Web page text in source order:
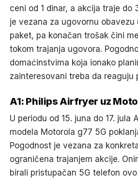
ceni od 1 dinar, a akcija traje do
je vezana za ugovornu obavezu
paket, pa konačan trošak čini
tokom trajanja ugovora.
domaćinstvima koja ionako
zainteresovani treba da reaguju
A1: Philips Airfryer uz
U periodu od 15. juna do 17. jula
modela Motorola g77 5G
Pogodnost je vezana za
ograničena trajanjem akcije.
birali pristupačan 5G telefon